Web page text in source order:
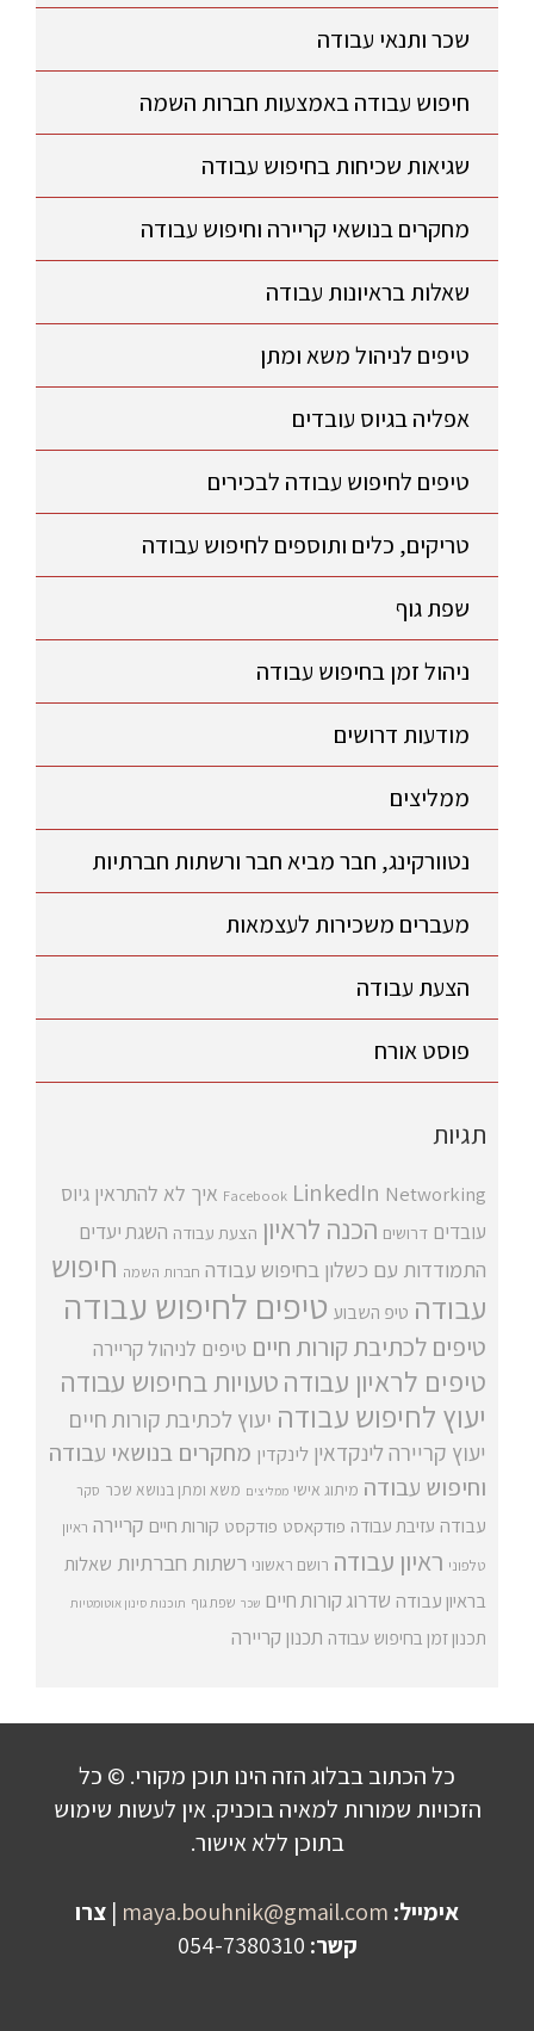
שכר ותנאי עבודה
חיפוש עבודה באמצעות חברות השמה
שגיאות שכיחות בחיפוש עבודה
מחקרים בנושאי קריירה וחיפוש עבודה
שאלות בראיונות עבודה
טיפים לניהול משא ומתן
אפליה בגיוס עובדים
טיפים לחיפוש עבודה לבכירים
טריקים, כלים ותוספים לחיפוש עבודה
שפת גוף
ניהול זמן בחיפוש עבודה
מודעות דרושים
ממליצים
נטוורקינג, חבר מביא חבר ורשתות חברתיות
מעברים משכירות לעצמאות
הצעת עבודה
פוסט אורח
תגיות
Facebook LinkedIn Networking איך לא להתראין גיוס
עובדים דרושים הכנה לראיון הצעת עבודה השגת יעדים
התמודדות עם כשלון בחיפוש עבודה חברות השמה חיפוש
עבודה טיפ השבוע טיפים לחיפוש עבודה
טיפים לכתיבת קורות חיים טיפים לניהול קריירה
טיפים לראיון עבודהטעויות בחיפוש עבודה
יעוץ לחיפוש עבודה יעוץ לכתיבת קורות חיים
יעוץ קריירה לינקדאין לינקדין מחקרים בנושאי עבודה
וחיפוש עבודה מיתוג אישי ממליצים משא ומתן בנושא שכר סקר
עבודה עזיבת עבודה פודקאסט פודקסט קורות חיים קריירה ראיון
טלפוני ראיון עבודה רושם ראשוני רשתות חברתיות שאלות
בראיון עבודה שדרוג קורות חיים שכר שפת גוף תוכנות סינון אוטומטיות
תכנון זמן בחיפוש עבודה תכנון קריירה
כל הכתוב בבלוג הזה הינו תוכן מקורי. © כל
הזכויות שמורות למאיה בוכניק. אין לעשות שימוש
בתוכן ללא אישור.
אימייל: maya.bouhnik@gmail.com
| צרו
קשר: